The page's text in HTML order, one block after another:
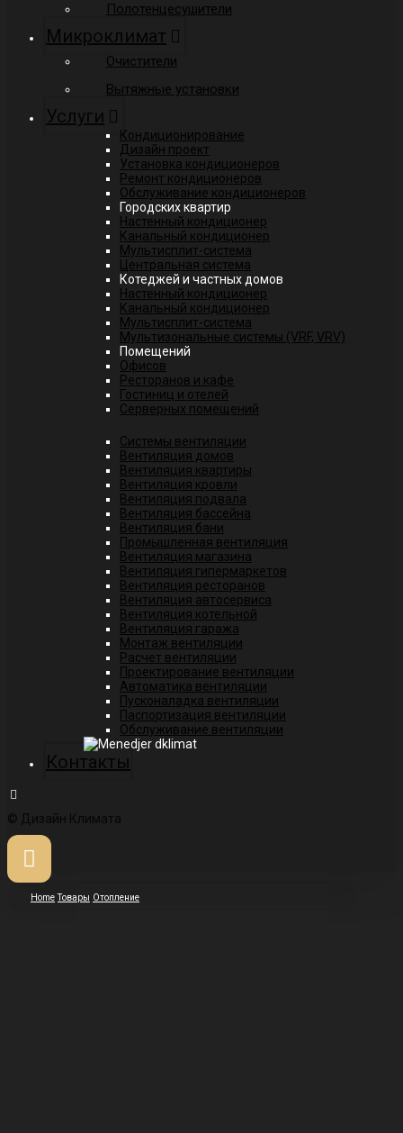
Полотенцесушители
Микроклимат
Очистители
Вытяжные установки
Услуги
Кондиционирование
Дизайн проект
Установка кондиционеров
Ремонт кондиционеров
Обслуживание кондиционеров
Городских квартир
Настенный кондиционер
Канальный кондиционер
Мультисплит-система
Центральная система
Котеджей и частных домов
Настенный кондиционер
Канальный кондиционер
Мультисплит-система
Мультизональные системы (VRF, VRV)
Помещений
Офисов
Ресторанов и кафе
Гостиниц и отелей
Серверных помещений
Системы вентиляции
Вентиляция домов
Вентиляция квартиры
Вентиляция кровли
Вентиляция подвала
Вентиляция бассейна
Вентиляция бани
Промышленная вентиляция
Вентиляция магазина
Вентиляция гипермаркетов
Вентиляция ресторанов
Вентиляция автосервиса
Вентиляция котельной
Вентиляция гаража
Монтаж вентиляции
Расчет вентиляции
Проектирование вентиляции
Автоматика вентиляции
Пусконаладка вентиляции
Паспортизация вентиляции
Обслуживание вентиляции
Контакты
© Дизайн Климата
Home Товары Отопление